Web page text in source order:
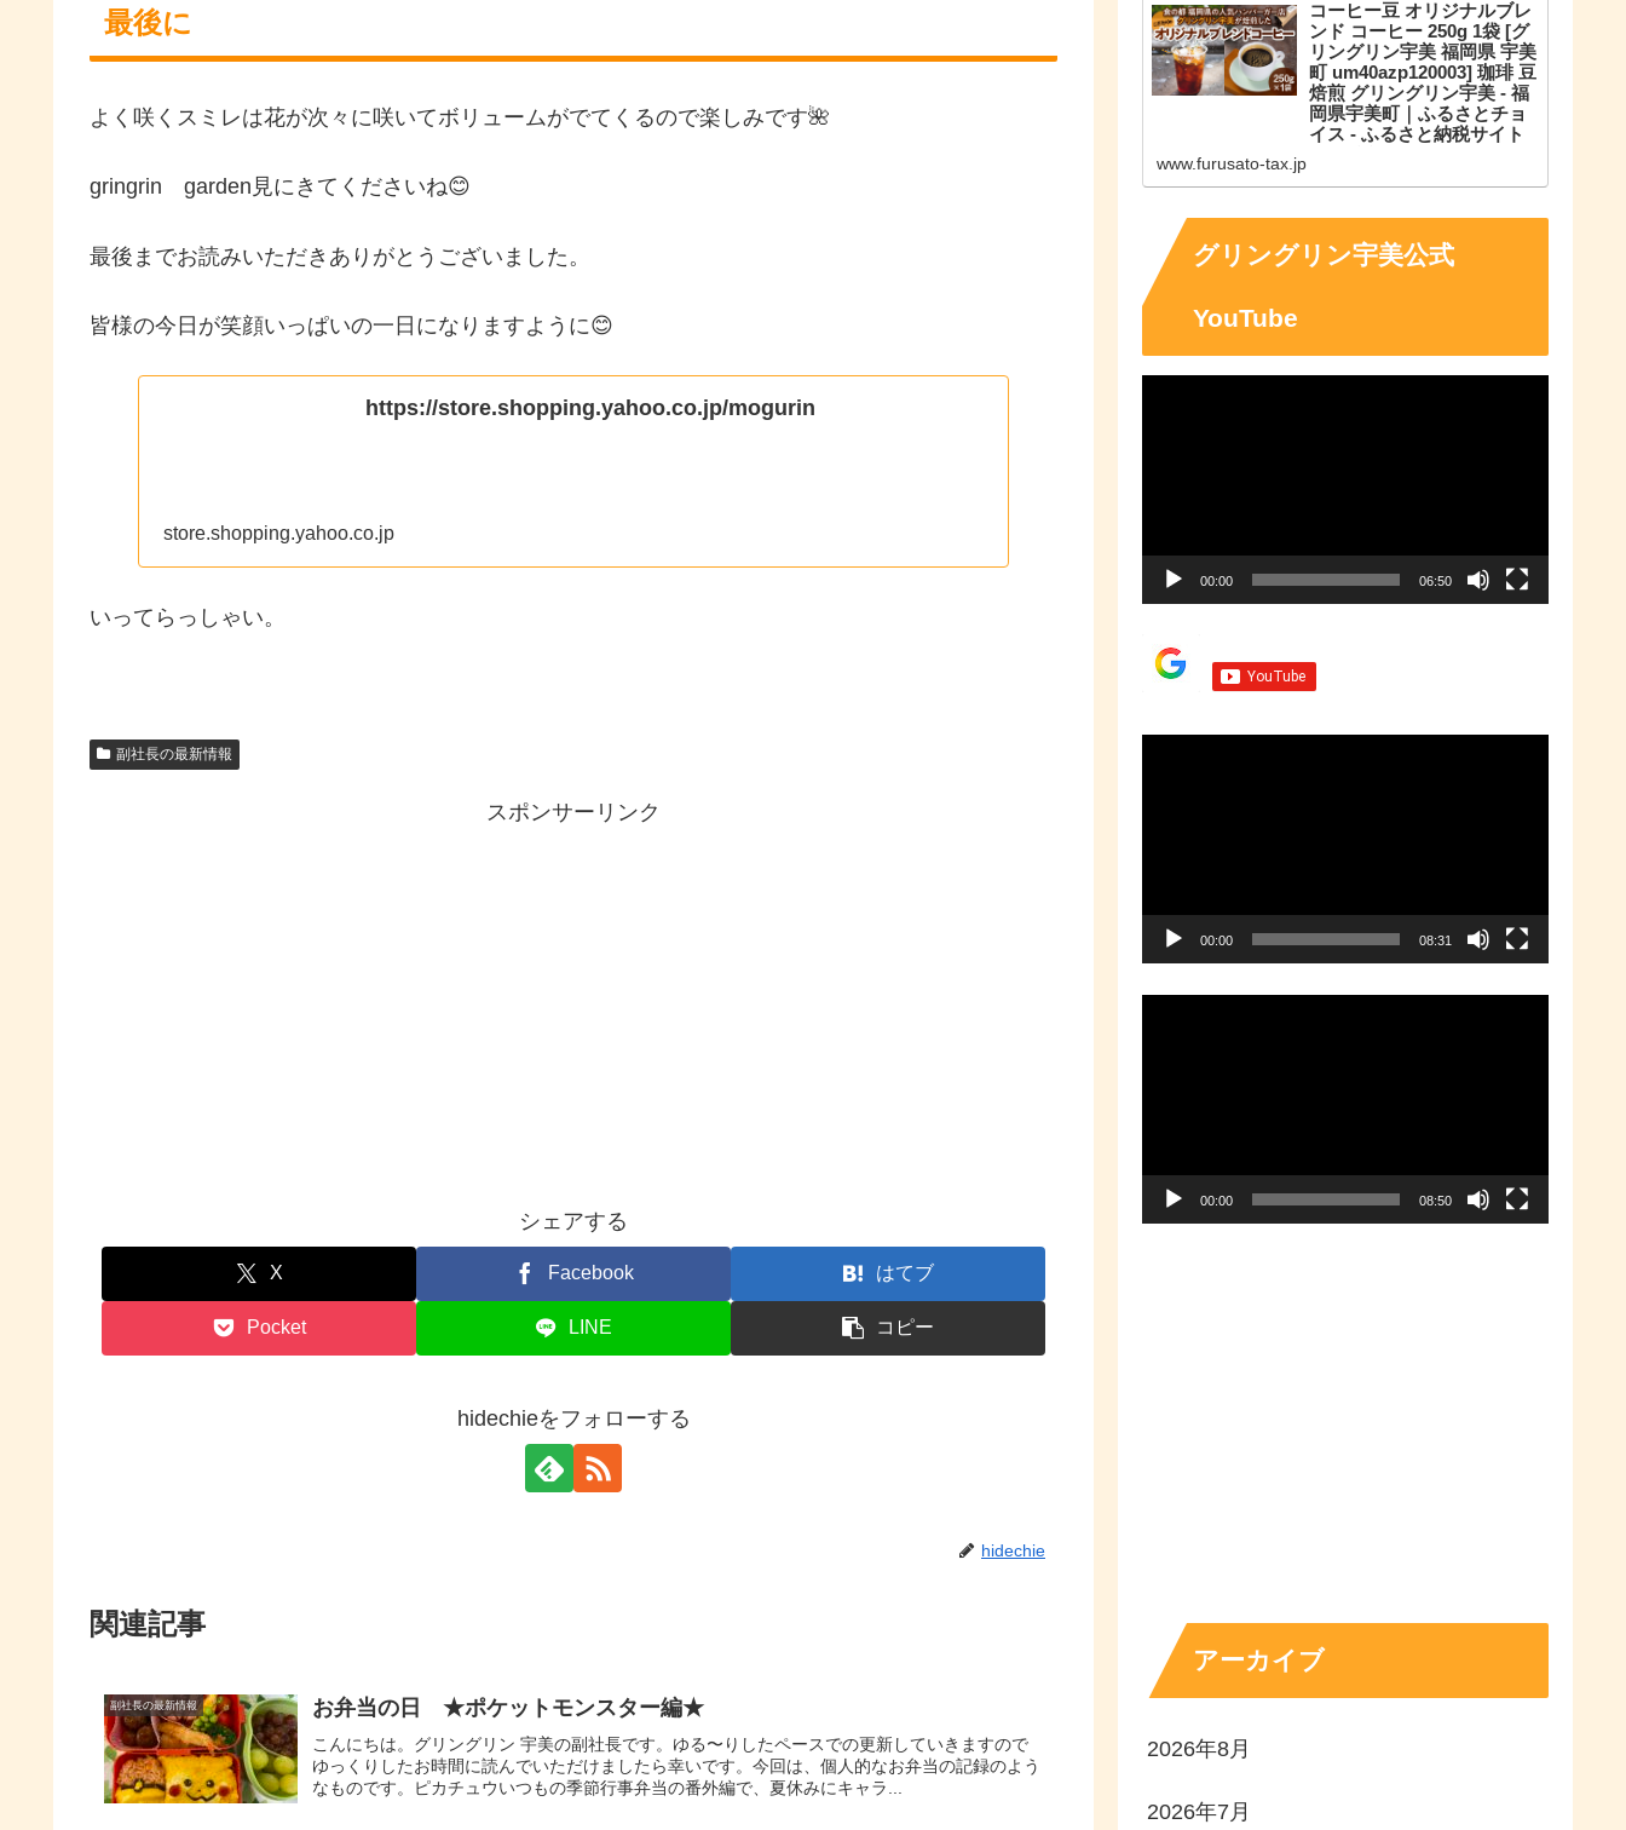
最後に
よく咲くスミレは花が次々に咲いてボリュームがでてくるので楽しみです🌺
gringrin garden見にきてくださいね😊
最後までお読みいただきありがとうございました。
皆様の今日が笑顔いっぱいの一日になりますように😊
https://store.shopping.yahoo.co.jp/mogurin
store.shopping.yahoo.co.jp
いってらっしゃい。
副社長の最新情報
スポンサーリンク
シェアする
X Facebook はてブ
Pocket LINE コピー
hidechieをフォローする
hidechie
関連記事
副社長の最新情報 お弁当の日 ★ポケットモンスター編★
こんにちは。グリングリン 宇美の副社長です。ゆる〜りしたペースでの更新していきますので
ゆっくりしたお時間に読んでいただけましたら幸いです。今回は、個人的なお弁当の記録のよう
なものです。ピカチュウいつもの季節行事弁当の番外編で、夏休みにキャラ...
コーヒー豆 オリジナルブレ
ンド コーヒー 250g 1袋 [グ
リングリン宇美 福岡県 宇美
町 um40azp120003] 珈琲 豆
焙煎 グリングリン宇美 - 福
岡県宇美町｜ふるさとチョ
イス - ふるさと納税サイト
満載のふるさと納税No.1サイト
の魅力を知ったうえで、あなたが
応援したい地域に簡単・便利にふ
るさと納税で寄付ができます。
www.furusato-tax.jp
グリングリン宇美公式
YouTube
00:00 06:50
00:00 08:31
00:00 08:50
アーカイブ
2026年8月
2026年7月